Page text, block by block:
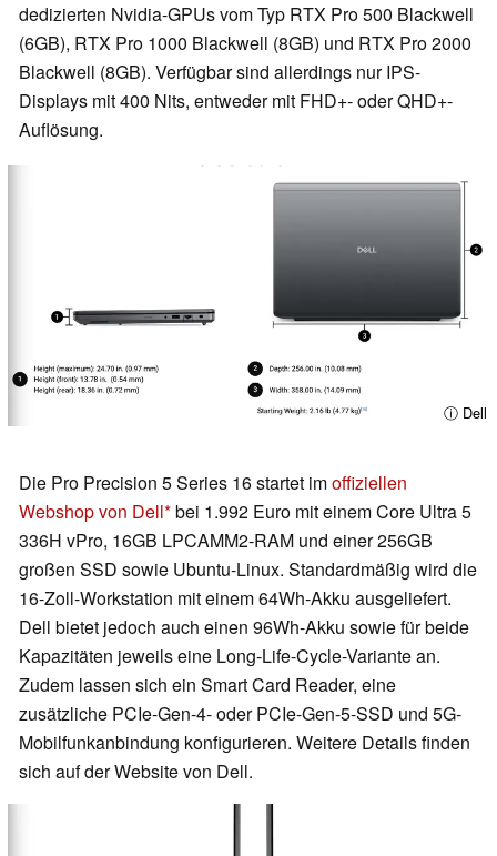
dedizierten Nvidia-GPUs vom Typ RTX Pro 500 Blackwell
(6GB), RTX Pro 1000 Blackwell (8GB) und RTX Pro 2000
Blackwell (8GB). Verfügbar sind allerdings nur IPS-
Displays mit 400 Nits, entweder mit FHD+- oder QHD+-
Auflösung.
ⓘ Dell
Die Pro Precision 5 Series 16 startet imoffiziellen
Webshop von Dell bei 1.992 Euro mit einem Core Ultra 5
336H vPro, 16GB LPCAMM2-RAM und einer 256GB
großen SSD sowie Ubuntu-Linux. Standardmäßig wird die
16-Zoll-Workstation mit einem 64Wh-Akku ausgeliefert.
Dell bietet jedoch auch einen 96Wh-Akku sowie für beide
Kapazitäten jeweils eine Long-Life-Cycle-Variante an.
Zudem lassen sich ein Smart Card Reader, eine
zusätzliche PCIe-Gen-4- oder PCIe-Gen-5-SSD und 5G-
Mobilfunkanbindung konfigurieren. Weitere Details finden
sich auf der Website von Dell.